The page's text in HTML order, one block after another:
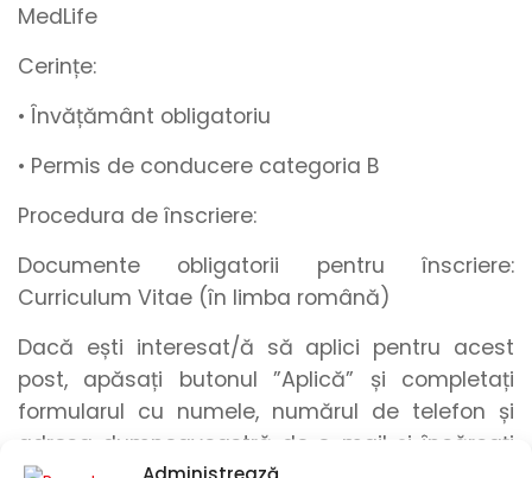
MedLife
Cerințe:
• Învățământ obligatoriu
• Permis de conducere categoria B
Procedura de înscriere:
Documente obligatorii pentru înscriere:
Curriculum Vitae (în limba română)
Dacă ești interesat/ă să aplici pentru acest
post, apăsați butonul”Aplică” și completați
formularul cu numele, numărul de telefon și
adresa dumneavoastră de e-mail și încărcați